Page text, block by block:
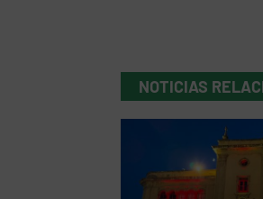
NOTICIAS